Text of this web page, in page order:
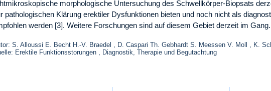
morphologische Untersuchung des Schwellkörper-Biopsats
pathologischen Klärung erektiler Dysfunktionen bieten und noch nicht als
werden [3]. Weitere Forschungen sind auf diesem Gebiet derzeit im Gang.
S. Alloussi E. Becht H.-V. Braedel , D. Caspari Th. Gebhardt S. Meessen V. Moll , K.
Erektile Funktionsstorungen , Diagnostik, Therapie und Begutachtung